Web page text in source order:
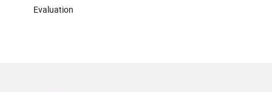
Evaluation